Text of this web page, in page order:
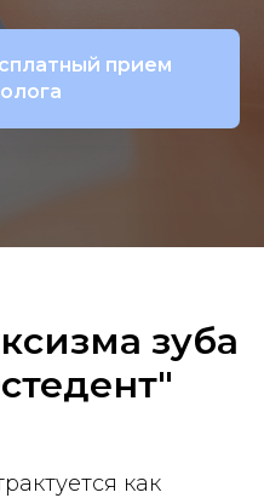
прием
зуба
как